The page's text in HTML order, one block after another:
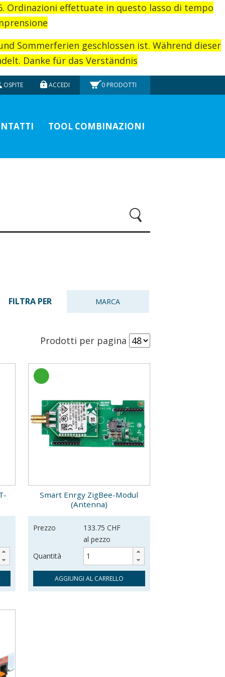
Ordinazioni effettuate in questo lasso di tempo
Sommerferien geschlossen ist. Während dieser
Danke für das Verständnis
OSPITE ACCEDI 0 PRODOTTI
TOOL COMBINAZIONI
FILTRA PER MARCA
Prodotti per pagina
Smart Enrgy ZigBee-Modul
(Antenna)
Prezzo
133.75 CHF
al pezzo
Quantità
AGGIUNGI AL CARRELLO